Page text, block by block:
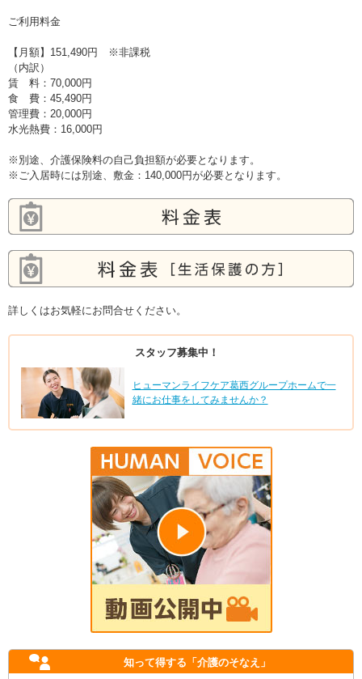
ご利用料金
【月額】151,490円 ※非課税
（内訳）
賃 料：70,000円
食 費：45,490円
管理費：20,000円
水光熱費：16,000円
※別途、介護保険料の自己負担額が必要となります。
※ご入居時には別途、敷金：140,000円が必要となります。
詳しくはお気軽にお問合せください。
スタッフ募集中！
ヒューマンライフケア葛西グループホームで一
緒にお仕事をしてみませんか？
知って得する 「介護のそなえ」